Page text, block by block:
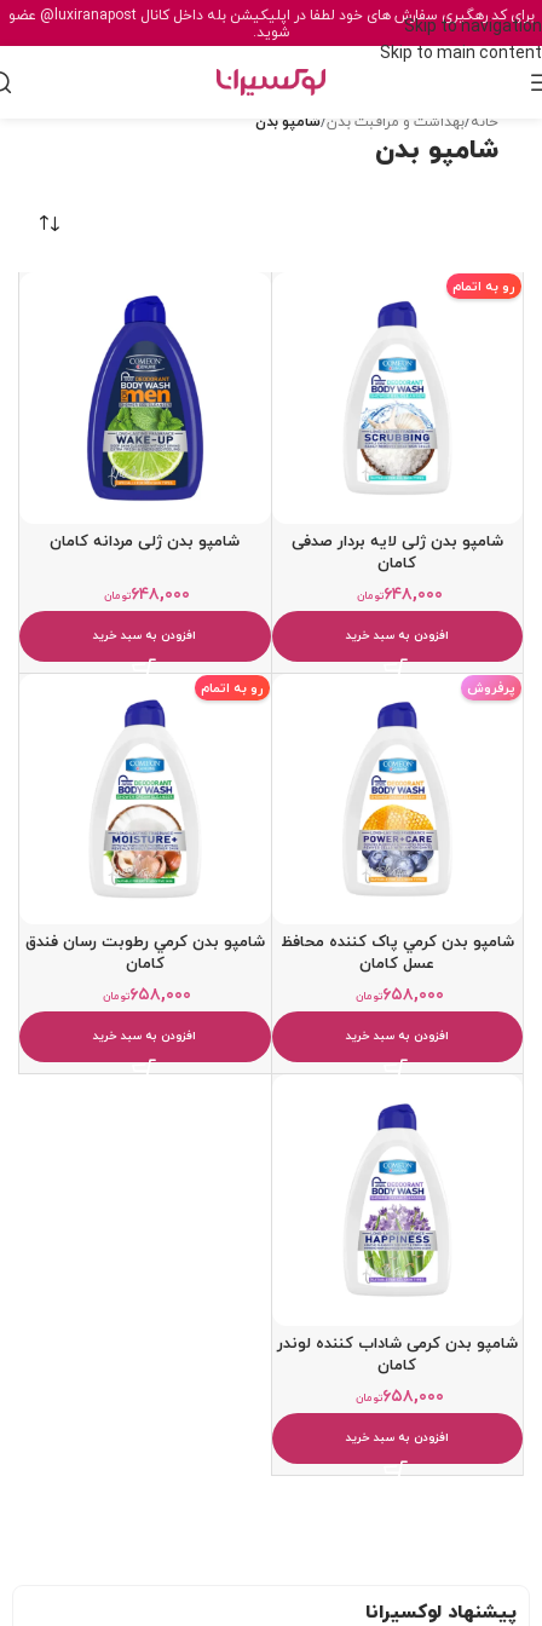
Skip to navigation
Skip to main content
برای کد رهگیری سفارش های خود لطفا در اپلیکیشن بله داخل کانال@luxiranapost عضو
شوید.
خانه/بهداشت و مراقبت بدن/شامپو بدن
شامپو بدن
رو به اتمام
شامپو بدن ژلی لایه بردار صدفی
کامان
تومان۶۴۸,۰۰۰
افزودن به سبد خرید
شامپو بدن ژلی مردانه کامان
تومان۶۴۸,۰۰۰
افزودن به سبد خرید
پرفروش
شامپو بدن کرمي پاک کننده محافظ
عسل کامان
تومان۶۵۸,۰۰۰
افزودن به سبد خرید
رو به اتمام
شامپو بدن کرمي رطوبت رسان فندق
کامان
تومان۶۵۸,۰۰۰
افزودن به سبد خرید
شامپو بدن کرمی شاداب کننده لوندر
کامان
تومان۶۵۸,۰۰۰
افزودن به سبد خرید
پیشنهاد لوکسیرانا